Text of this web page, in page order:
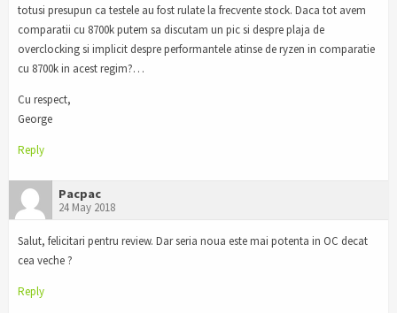
totusi presupun ca testele au fost rulate la frecvente stock. Daca tot avem
comparatii cu 8700k putem sa discutam un pic si despre plaja de
overclocking si implicit despre performantele atinse de ryzen in comparatie
cu 8700k in acest regim?…
Cu respect,
George
Reply
Pacpac
24 May 2018
Salut, felicitari pentru review. Dar seria noua este mai potenta in OC decat
cea veche ?
Reply